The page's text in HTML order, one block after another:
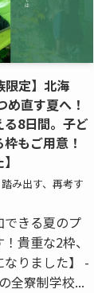
限定】北海
め直す夏へ！
る8日間。子ど
もご用意！
み出す、再考す
できる夏のプ
貴重な2枠、
りました】 -
全寮制学校...